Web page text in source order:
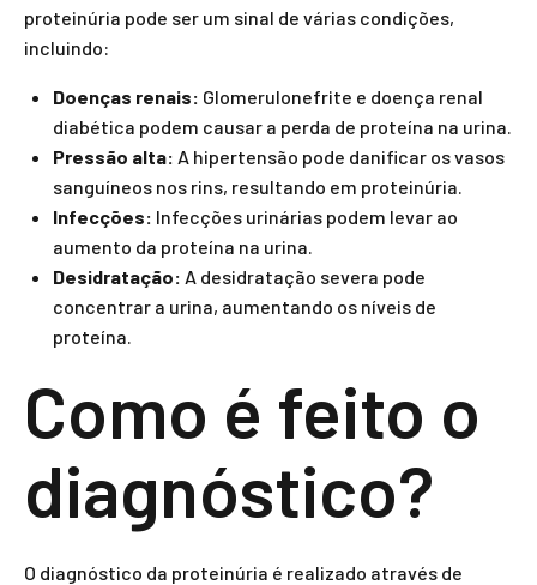
proteinúria pode ser um sinal de várias condições,
incluindo:
Doenças renais: Glomerulonefrite e doença renal
diabética podem causar a perda de proteína na urina.
Pressão alta: A hipertensão pode danificar os vasos
sanguíneos nos rins, resultando em proteinúria.
Infecções: Infecções urinárias podem levar ao
aumento da proteína na urina.
Desidratação: A desidratação severa pode
concentrar a urina, aumentando os níveis de
proteína.
Como é feito o
diagnóstico?
O diagnóstico da proteinúria é realizado através de